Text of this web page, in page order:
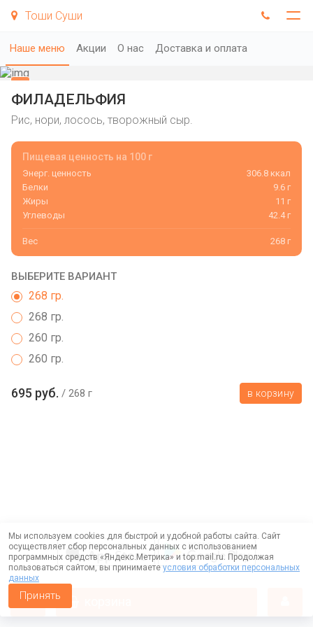
Тоши Суши
Наше меню Акции О нас Доставка и оплата
ФИЛАДЕЛЬФИЯ
Рис, нори, лосось, творожный сыр.
Пищевая ценность на 100 г
Энерг. ценность
306.8 ккал
Белки
9.6 г
Жиры
11 г
Углеводы
42.4 г
Вес 268 г
ВЫБЕРИТЕ ВАРИАНТ
268 гр.
268 гр.
260 гр.
260 гр.
695 руб. 268 г в корзину
Мы используем cookies для быстрой и удобной работы сайта. Сайт
осуществляет сбор персональных данных с использованием
программных средств «Яндекс.Метрика» и top.mail.ru. Продолжая
пользоваться сайтом, вы принимаете условия обработки персональных
данных
Принять